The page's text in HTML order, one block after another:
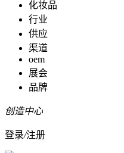
化妆品
行业
供应
渠道
oem
展会
品牌
创造中心
登录/注册